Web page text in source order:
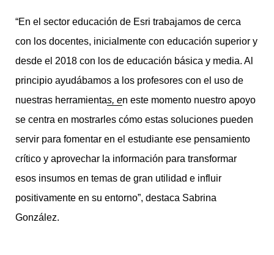
“En el sector educación de Esri trabajamos de cerca
con los docentes, inicialmente con educación superior y
desde el 2018 con los de educación básica y media. Al
principio ayudábamos a los profesores con el uso de
nuestras herramientas, en este momento nuestro apoyo
se centra en mostrarles cómo estas soluciones pueden
servir para fomentar en el estudiante ese pensamiento
crítico y aprovechar la información para transformar
esos insumos en temas de gran utilidad e influir
positivamente en su entorno”, destaca Sabrina
González.